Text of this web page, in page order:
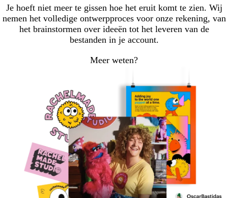
Je hoeft niet meer te gissen hoe het eruit komt te zien. Wij
nemen het volledige ontwerpproces voor onze rekening, van
het brainstormen over ideeën tot het leveren van de
bestanden in je account.
Meer weten?